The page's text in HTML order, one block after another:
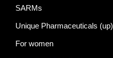
SARMs
Unique Pharmaceuticals (up)
For women